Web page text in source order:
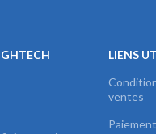
LIENS
ventes